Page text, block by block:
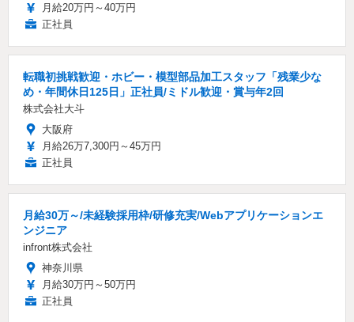
月給20万円～40万円
正社員
転職初挑戦歓迎・ホビー・模型部品加工スタッフ「残業少な
め・年間休日125日」正社員/ミドル歓迎・賞与年2回
株式会社大斗
大阪府
月給26万7,300円～45万円
正社員
月給30万～/未経験採用枠/研修充実/Webアプリケーションエ
ンジニア
infront株式会社
神奈川県
月給30万円～50万円
正社員